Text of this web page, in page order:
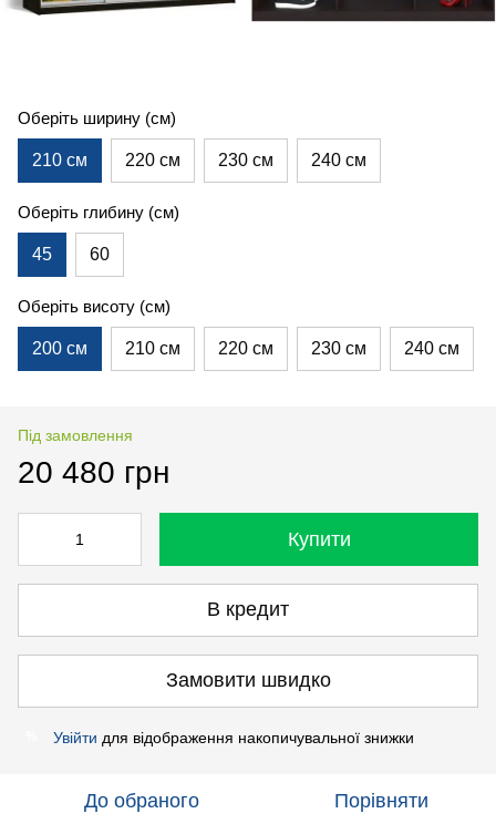
Оберіть ширину (см)
210 см 220 см 230 см 240 см
Оберіть глибину (см)
45 60
Оберіть висоту (см)
200 см 210 см 220 см 230 см 240 см
Під замовлення
20 480 грн
Купити
В кредит
Замовити швидко
Увійти для відображення накопичувальної знижки
До обраного Порівняти